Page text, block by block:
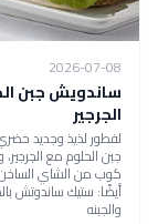
2026-07-08
ساندويش جبن
الجرجير
لفطور لذيذ وجديد
جبن الحلوم مع
كوب من الشاي
أيضًا: ستيك ساندوتش
والجبنه